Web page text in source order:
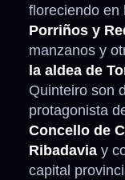
floreciendo en
Porriños y
manzanos y
la aldea de
Quinteiro son
protagonista
Concello de
Ribadavia y
capital